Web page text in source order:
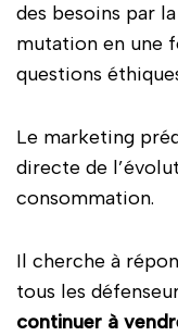
des besoins par
mutation en une
questions
Le marketing
directe de
consommation.
Il cherche à
tous les
continuer à